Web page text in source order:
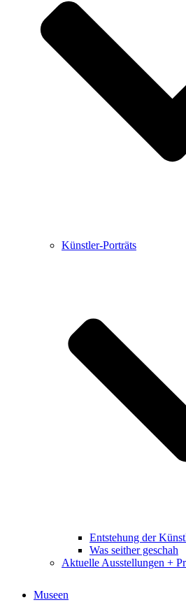
Buchbesprechungen
Haralds Streifzüge
Hörtipps von Harald
Kunstausflüge mit Sigrid
Marc Peschke – Out of
Buchtipps von Uli Rothfuss
Künstler-Porträts
Entstehung der
Was seither geschah
Aktuelle Ausstellungen +
Museen